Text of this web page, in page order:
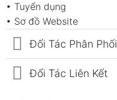
• Tuyển dụng
• Sơ đồ Website
Đối Tác Phân Phối
Đối Tác Liên Kết